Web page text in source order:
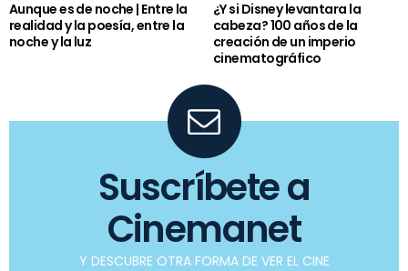
Aunque es de noche | Entre la
realidad y la poesía, entre la
noche y la luz
¿Y si Disney levantara la
cabeza? 100 años de la
creación de un imperio
cinematográfico
Suscríbete a
Cinemanet
Y DESCUBRE OTRA FORMA DE VER EL CINE